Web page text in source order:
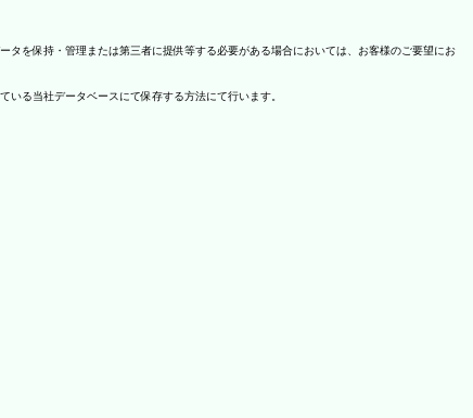
を保持・管理または第三者に提供等する必要がある場合においては、お客様のご要望にお
る当社データベースにて保存する方法にて行います。